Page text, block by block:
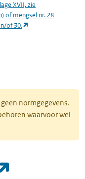
XVII, zie
of mengsel nr. 28
of 30.
normgegevens.
waarvoor wel